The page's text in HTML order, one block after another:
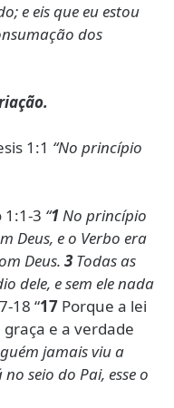
e eis que eu estou
dos
1:1 “No princípio
1:1-3 “1 No princípio
Deus, e o Verbo era
Deus. 3 Todas as
dele, e sem ele nada
18 “17 Porque a lei
e a verdade
jamais viu a
seio do Pai, esse o